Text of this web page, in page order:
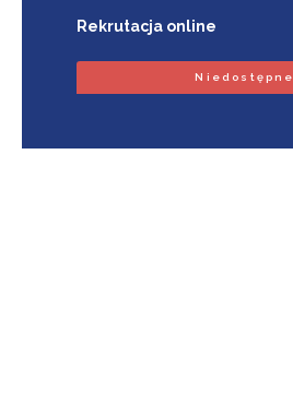
Rekrutacja online
Niedostępne